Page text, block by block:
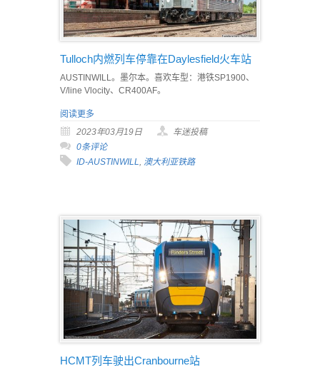
Tulloch内燃列车停靠在Daylesfield火车站
AUSTINWILL。墨尔本。喜欢车型：港铁SP1900、
V/line Vlocity、CR400AF。
阅读更多
2023年03月19日
车迷投稿
0条评论
ID-AUSTINWILL
澳大利亚铁路
HCMT列车驶出Cranbourne站